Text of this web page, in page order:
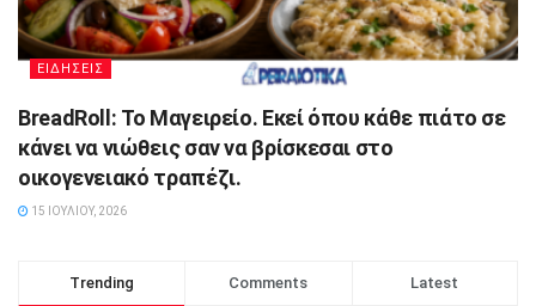
ΕΙΔΗΣΕΙΣ
BreadRoll: Το Μαγειρείο. Εκεί όπου κάθε πιάτο σε
κάνει να νιώθεις σαν να βρίσκεσαι στο
οικογενειακό τραπέζι.
15 ΙΟΥΛΊΟΥ, 2026
Trending Comments Latest